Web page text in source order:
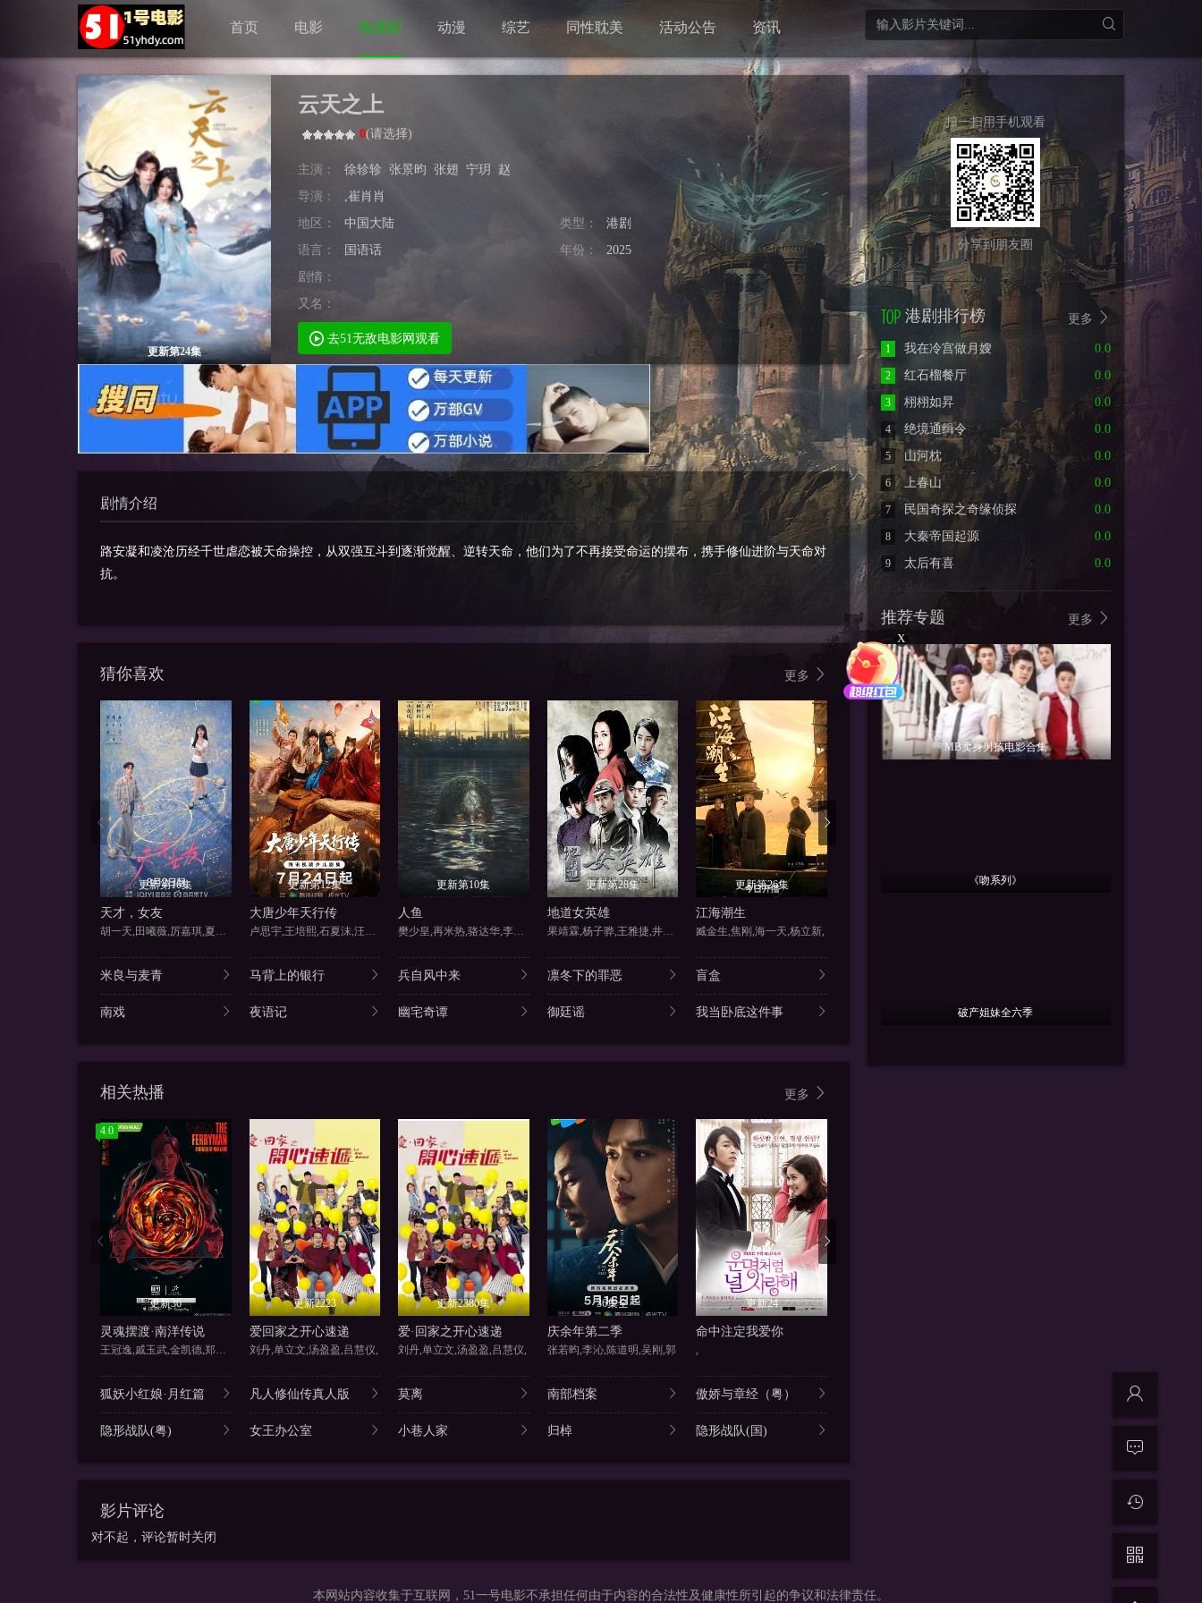
首页 电影 电视剧 动漫 综艺 同性耽美 活动公告 资讯
更新第24集
云天之上
0(请选择)
主演： 徐轸轸 张景昀 张翅 宁玥
赵
导演：
,崔肖肖
地区：
中国大陆 类型：
港剧
语言：
国语话 年份：
2025
剧情：
又名：
去51无敌电影网观看
剧情介绍
路安凝和凌沧历经千世虐恋被天命操控，从双强互斗到逐渐觉醒、逆转天命，他们为了不再接受命运的摆布，携手修仙进阶与天命对
抗。
更多
猜你喜欢
更新第16集
天才，女友
胡一天,田曦薇,厉嘉琪,夏浩然
更新第12集
大唐少年天行传
卢思宇,王培熙,石夏沫,汪轩宇
更新第10集
人鱼
樊少皇,再米热,骆达华,李若希
更新第28集
地道女英雄
果靖霖,杨子骅,王雅捷,井凌潇
更新第26集
江海潮生
臧金生,焦刚,海一天,杨立新,
米良与麦青 马背上的银行 兵自风中来 凛冬下的罪恶 盲盒
南戏 夜语记 幽宅奇谭 御廷谣 我当卧底这件事
更多
相关热播
4.0
更新36
灵魂摆渡·南洋传说
王冠逸,戚玉武,金凯德,郑斌辉
更新2223
爱回家之开心速递
刘丹,单立文,汤盈盈,吕慧仪,
更新2380集
爱·回家之开心速递
刘丹,单立文,汤盈盈,吕慧仪,
36集全
庆余年第二季
张若昀,李沁,陈道明,吴刚,郭
更新24
命中注定我爱你
,
狐妖小红娘·月红篇 凡人修仙传真人版 莫离 南部档案 傲娇与章经（粤）
隐形战队(粤) 女王办公室 小巷人家 归棹 隐形战队(国)
影片评论
对不起，评论暂时关闭
扫一扫用手机观看
分享到朋友圈
更多
港剧排行榜
0.0
1
我在冷宫做月嫂
0.0
2
红石榴餐厅
0.0
3
栩栩如昇
0.0
4
绝境通缉令
0.0
5
山河枕
0.0
6
上春山
0.0
7
民国奇探之奇缘侦探
0.0
8
大秦帝国起源
0.0
9 太后有喜
更多
推荐专题
MB卖身男孩电影合集
《吻系列》
破产姐妹全六季
本网站内容收集于互联网，51一号电影不承担任何由于内容的合法性及健康性所引起的争议和法律责任。
X